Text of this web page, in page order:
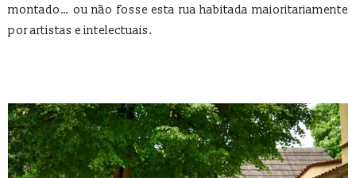
montado… ou não fosse esta rua habitada maioritariamente
por artistas e intelectuais.